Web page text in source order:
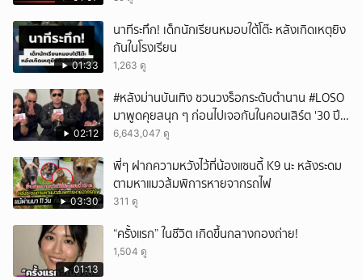
01:33
นาทีระทึก! เด็กนักเรียนหมอบใต้โต๊ะ หลังเกิดเหตุยิง
กันในโรงเรียน
1,263 ดู
02:12
#หลังม่านบันเทิง ชวนวงร็อกระดับตำนาน #LOSO
มาพูดคุยสนุก ๆ ก่อนไปเจอกันในคอนเสิร์ต '30 ปี
LOSO นานเท่าไรก็รอ'
6,643,047 ดู
03:30
พี่ๆ ฝากความหวังไว้ที่น้องแซนดี้ K9 นะ หลังระดม
ตามหาแมวส้มพิการหายจากรถไฟ
311 ดู
01:13
“ครั้งแรก” ในชีวิต เกิดขึ้นกลางกองถ่าย!
1,504 ดู